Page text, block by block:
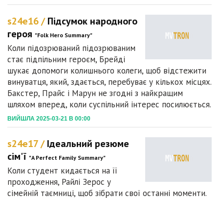
s24e16 /Підсумок народного
героя "Folk Hero Summary"
Коли підозрюваний підозрюваним
стає підпільним героєм, Брейді
шукає допомоги колишнього колеги, щоб відстежити
винуватця, який, здається, перебуває у кількох місцях.
Бакстер, Прайс і Марун не згодні з найкращим
шляхом вперед, коли суспільний інтерес посилюється.
ВИЙШЛА 2025-03-21 В 00:00
s24e17 /Ідеальний резюме
сім'ї "A Perfect Family Summary"
Коли студент кидається на її
проходження, Райлі Зерос у
сімейній таємниці, щоб зібрати свої останні моменти.